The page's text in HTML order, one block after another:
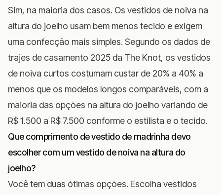
Sim, na maioria dos casos. Os vestidos de noiva na
altura do joelho usam bem menos tecido e exigem
uma confecção mais simples. Segundo os dados de
trajes de casamento 2025 da The Knot, os vestidos
de noiva curtos costumam custar de 20% a 40% a
menos que os modelos longos comparáveis, com a
maioria das opções na altura do joelho variando de
R$ 1.500 a R$ 7.500 conforme o estilista e o tecido.
Que comprimento de vestido de madrinha devo
escolher com um vestido de noiva na altura do
joelho?
Você tem duas ótimas opções. Escolha vestidos